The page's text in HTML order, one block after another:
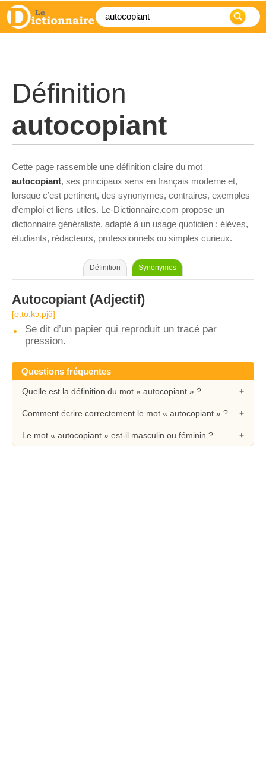
Définition
autocopiant
Cette page rassemble une définition claire du mot
autocopiant, ses principaux sens en français moderne et,
lorsque c’est pertinent, des synonymes, contraires, exemples
d’emploi et liens utiles. Le-Dictionnaire.com propose un
dictionnaire généraliste, adapté à un usage quotidien : élèves,
étudiants, rédacteurs, professionnels ou simples curieux.
Définition Synonymes
Autocopiant (Adjectif)
[o.to.kɔ.pjɑ̃]
Se dit d’un papier qui reproduit un tracé par
pression.
Questions fréquentes
Quelle est la définition du mot « autocopiant » ?
Comment écrire correctement le mot « autocopiant » ?
Le mot « autocopiant » est-il masculin ou féminin ?